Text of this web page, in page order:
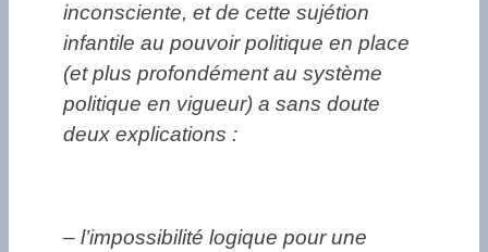
inconsciente, et de cette sujétion
infantile au pouvoir politique en place
(et plus profondément au système
politique en vigueur) a sans doute
deux explications :
– l’impossibilité logique pour une